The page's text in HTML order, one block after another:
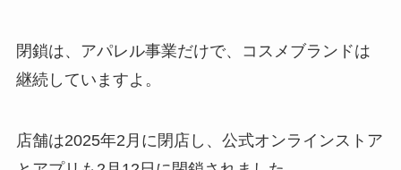
閉鎖は、アパレル事業だけで、コスメブランドは
継続していますよ。
店舗は2025年2月に閉店し、公式オンラインストア